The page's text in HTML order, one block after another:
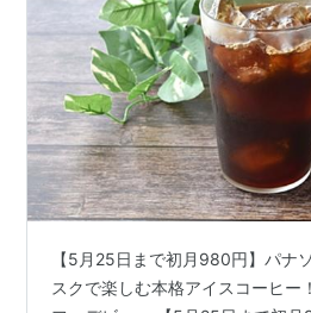
【5月25日まで初月980円】パナ
スクで楽しむ本格アイスコーヒー